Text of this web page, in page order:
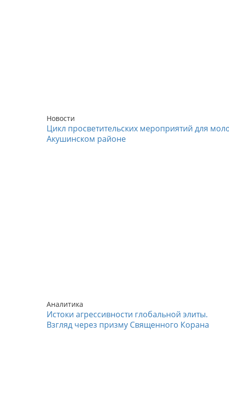
Новости
Цикл просветительских мероприятий для
Акушинском районе
Аналитика
Истоки агрессивности глобальной элиты.
Взгляд через призму Священного Корана